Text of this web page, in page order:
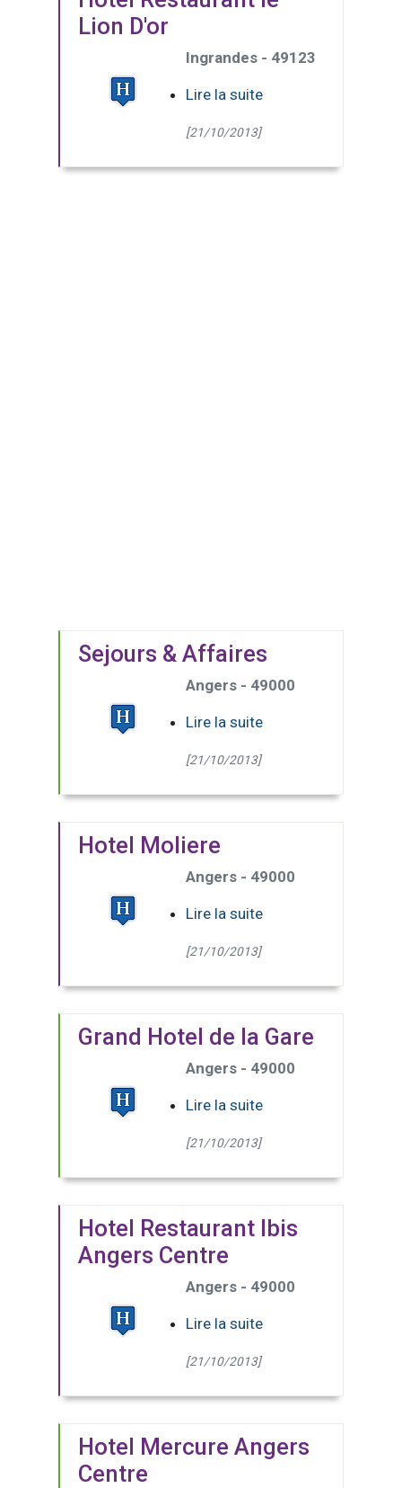
Lion D'or
Ingrandes - 49123
Lire la suite
[21/10/2013]
Sejours & Affaires
Angers - 49000
Lire la suite
[21/10/2013]
Hotel Moliere
Angers - 49000
Lire la suite
[21/10/2013]
Grand Hotel de la Gare
Angers - 49000
Lire la suite
[21/10/2013]
Hotel Restaurant Ibis
Angers Centre
Angers - 49000
Lire la suite
[21/10/2013]
Hotel Mercure Angers
Centre